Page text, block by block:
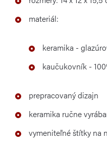
materiál:
keramika -
kaučukovník -
prepracovaný dizajn
keramika ručne
vymeniteľné štítky na